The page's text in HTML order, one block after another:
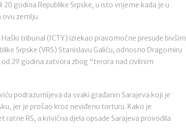
godina Republike Srpske, u isto vrijeme kada je u
ovu zemlju.
tribunal (ICTY) izrekao pravomoćne presude bivšim
Srpske (VRS) Stanislavu Galiću, odnosno Dragomiru
29 godina zatvora zbog "terora nad civilnim
podrazumijeva da svaki građanin Sarajeva koji je
jer je prošao kroz neviđenu torturu. Kako je
RS, a krivična djela opsade Sarajeva provodila